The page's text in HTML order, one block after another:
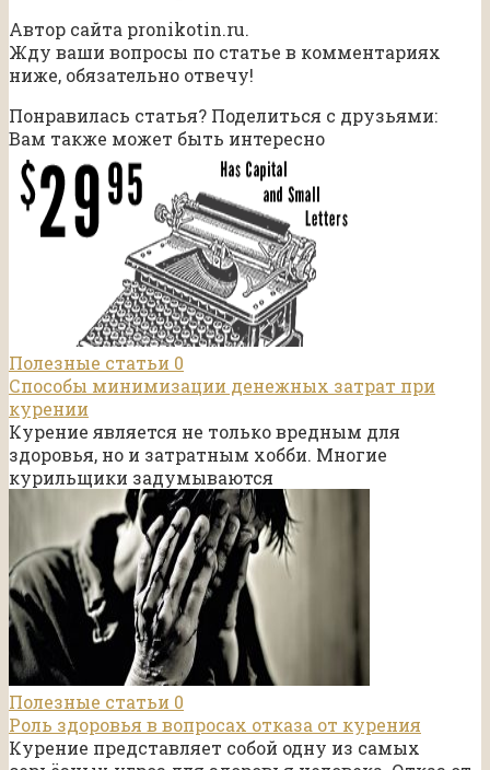
Автор сайта pronikotin.ru.
Жду ваши вопросы по статье в комментариях
ниже, обязательно отвечу!
Понравилась статья? Поделиться с друзьями:
Вам также может быть интересно
Полезные статьи 0
Способы минимизации денежных затрат при
курении
Курение является не только вредным для
здоровья, но и затратным хобби. Многие
курильщики задумываются
Полезные статьи 0
Роль здоровья в вопросах отказа от курения
Курение представляет собой одну из самых